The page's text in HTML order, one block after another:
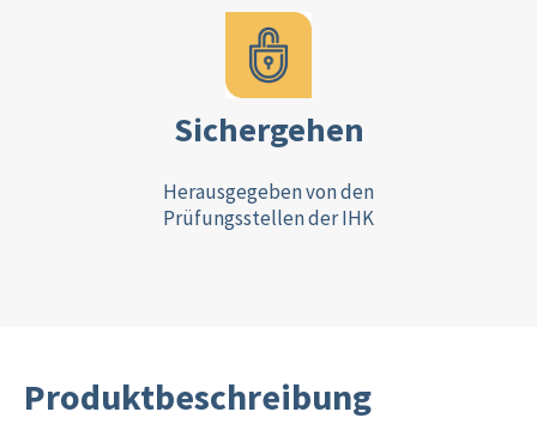
Sichergehen
Herausgegeben von den
Prüfungsstellen der IHK
Produktbeschreibung